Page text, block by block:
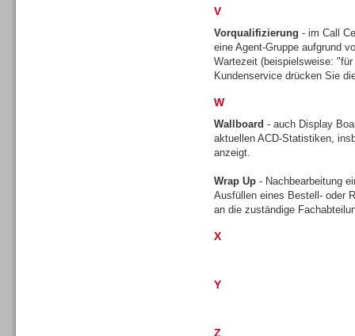
V
Vorqualifizierung - im Call
eine Agent-Gruppe aufgrund
Wartezeit (beispielsweise:
Kundenservice drücken Sie
W
Wallboard - auch Display
aktuellen ACD-Statistiken,
anzeigt.
Wrap Up - Nachbearbeitung
Ausfüllen eines Bestell- oder
an die zuständige
X
Y
Z